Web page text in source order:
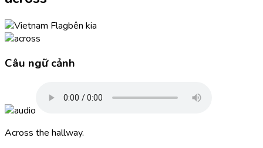
bên kia
Câu ngữ cảnh
Across the hallway.